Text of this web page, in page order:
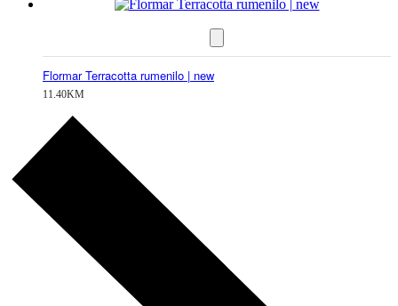
Flormar Terracotta rumenilo | new
11.40KM